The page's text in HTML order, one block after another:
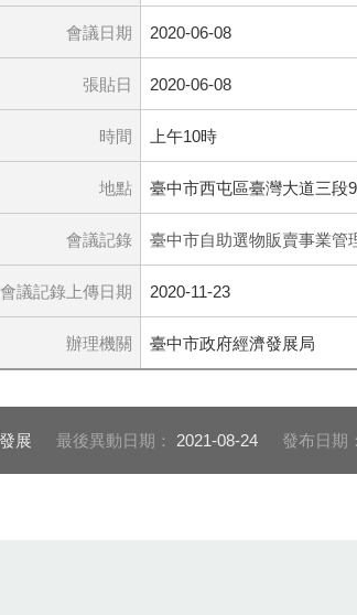
會議日期 2020-06-08
張貼日 2020-06-08
時間 上午10時
地點 臺中市西屯區臺灣大道三段
會議記錄 臺中市自助選物販賣事業管
會議記錄上傳日期 2020-11-23
辦理機關 臺中市政府經濟發展局
展 最後異動日期： 2021-08-24 發布日期